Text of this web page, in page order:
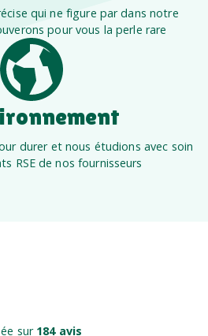
qui ne figure par dans notre
pour vous la perle rare
durer et nous étudions avec soin
RSE de nos fournisseurs
sur 184 avis